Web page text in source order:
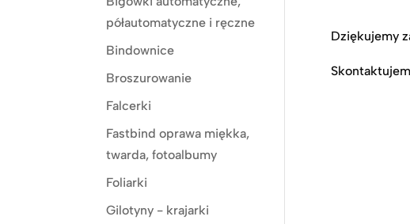
Dziękujemy
półautomatyczne i ręczne
Bindownice
Broszurowanie
Falcerki
Fastbind oprawa miękka,
twarda, fotoalbumy
Foliarki
Gilotyny - krajarki